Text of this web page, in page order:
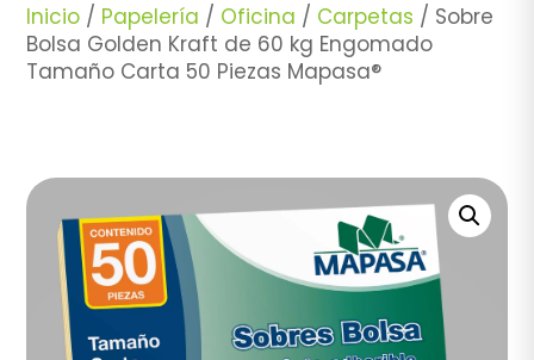
Inicio / Papelería / Oficina / Carpetas / Sobre
Bolsa Golden Kraft de 60 kg Engomado
Tamaño Carta 50 Piezas Mapasa®